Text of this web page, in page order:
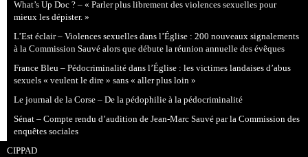
What’s Up Doc ? – « Parler plus librement des violences sexuelles pour
mieux les dépister. »
L’Est éclair – Violences sexuelles dans l’Église : 200 nouveaux signalements
à la Commission Sauvé alors que débute la réunion annuelle des évêques
France Bleu – Pédocriminalité dans l’Église : les victimes landaises d’abus
sexuels « veulent le dire » sans « aller plus loin »
Le journal de la Corse – De la pédophilie à la pédocriminalité
Sénat – Compte rendu d’audition de Jean-Marc Sauvé par la Commission des
enquêtes sociales
CIPPAD